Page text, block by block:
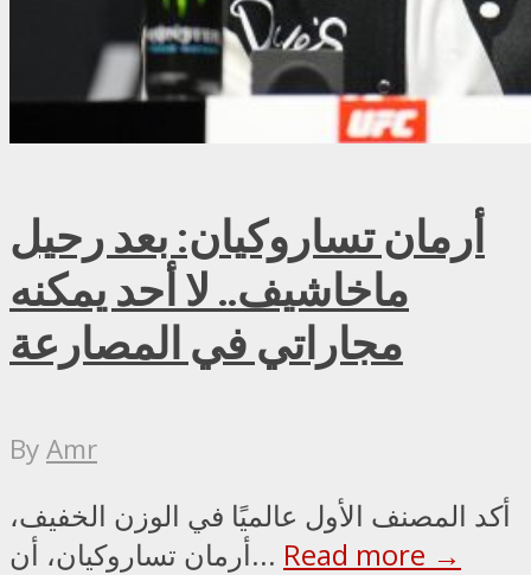
أرمان تساروكيان: بعد رحيل
ماخاشيف.. لا أحد يمكنه
مجاراتي في المصارعة
ByAmr
أكد المصنف الأول عالميًا في الوزن الخفيف،
أرمان تساروكيان، أن... Read more →